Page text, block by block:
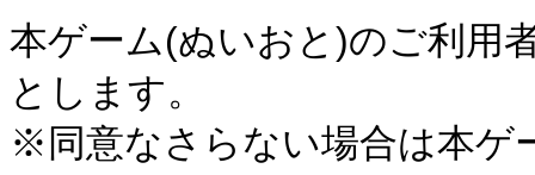
本ゲーム(ぬいおと)のご利用
とします。
※同意なさらない場合は本ゲ